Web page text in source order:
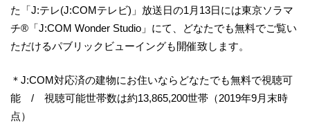
た「J:テレ(J:COMテレビ)」放送日の1月13日には東京ソラマ
チ®「J:COM Wonder Studio」にて、どなたでも無料でご覧い
ただけるパブリックビューイングも開催致します。
＊J:COM対応済の建物にお住いならどなたでも無料で視聴可
能 / 視聴可能世帯数は約13,865,200世帯（2019年9月末時
点）